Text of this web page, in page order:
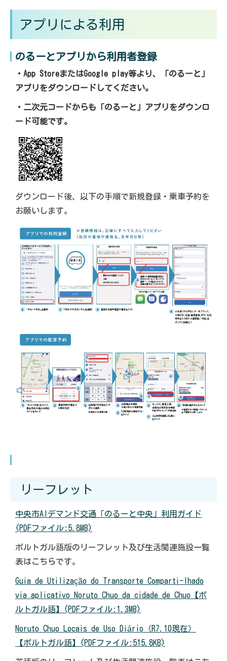
アプリによる利用
のるーとアプリから利用者登録
・App StoreまたはGoogle play等より、「のるーと」
アプリをダウンロードしてください。
・二次元コードからも「のるーと」アプリをダウンロ
ード可能です。
ダウンロード後、以下の手順で新規登録・乗車予約を
お願いします。
リーフレット
中央市AIデマンド交通「のるーと中央」利用ガイド
(PDFファイル:5.8MB)
ポルトガル語版のリーフレット及び生活関連施設一覧
表はこちらです。
Guia de Utilização do Transporte Comparti-lhado
via aplicativo Noruto Chuo da cidade de Chuo【ポ
ルトガル語】(PDFファイル:1.3MB)
Noruto Chuo Locais de Uso Diário（R7.10現在）
【ポルトガル語】(PDFファイル:515.8KB)